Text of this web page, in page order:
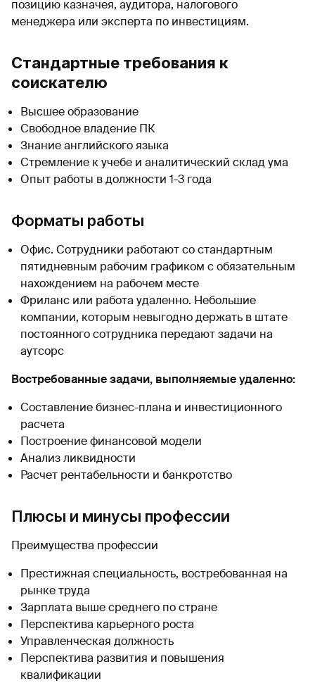
позицию казначея, аудитора, налогового
менеджера или эксперта по инвестициям.
Стандартные требования к
соискателю
Высшее образование
Свободное владение ПК
Знание английского языка
Стремление к учебе и аналитический склад ума
Опыт работы в должности 1-3 года
Форматы работы
Офис. Сотрудники работают со стандартным
пятидневным рабочим графиком с обязательным
нахождением на рабочем месте
Фриланс или работа удаленно. Небольшие
компании, которым невыгодно держать в штате
постоянного сотрудника передают задачи на
аутсорс
Востребованные задачи, выполняемые удаленно:
Составление бизнес-плана и инвестиционного
расчета
Построение финансовой модели
Анализ ликвидности
Расчет рентабельности и банкротство
Плюсы и минусы профессии
Преимущества профессии
Престижная специальность, востребованная на
рынке труда
Зарплата выше среднего по стране
Перспектива карьерного роста
Управленческая должность
Перспектива развития и повышения
квалификации